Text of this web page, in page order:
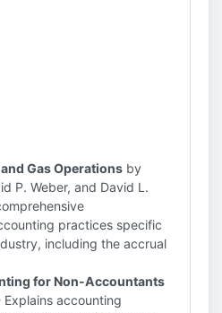
Gas Operations by
P. Weber, and David L.
practices specific
including the accrual
for Non-Accountants
accounting